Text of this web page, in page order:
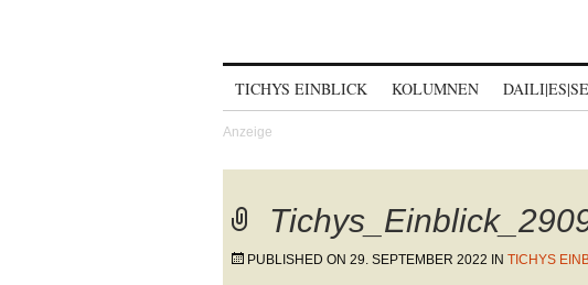
TICHYS EINBLICK KOLUMNEN
PUBLISHED ON 29. SEPTEMBER 2022 IN TICHYS